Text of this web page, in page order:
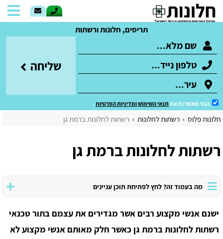
תריסים, חלונות ורשתות
שליחה
הנני מאשר/ת את תנאי השימושומדיניות הפרטיות.
חלונות פלוס רשתות לחלונות רשתות לחלונות ברמת גן
רשתות לחלונות ברמת גן
מה בעמוד זה? לחץ לפתיחת תוכן עניינים
ישנם אנשי מקצוע רבים אשר מגדירים את עצמם בתור טכנאי
רשתות לחלונות ברמת גן כאשר חלק מאותם אנשי מקצוע לא